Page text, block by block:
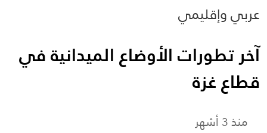
عربي وإقليمي
آخر تطورات الأوضاع الميدانية في
قطاع غزة
منذ 3 أشهر